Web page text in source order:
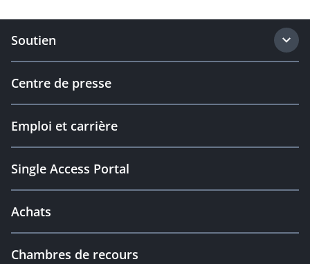
Soutien
Centre de presse
Emploi et carrière
Single Access Portal
Achats
Chambres de recours